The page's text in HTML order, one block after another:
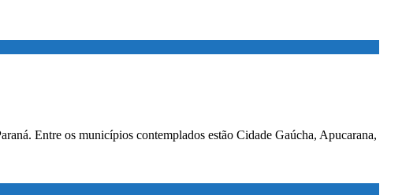
Entre os municípios contemplados estão Cidade Gaúcha, Apucarana,